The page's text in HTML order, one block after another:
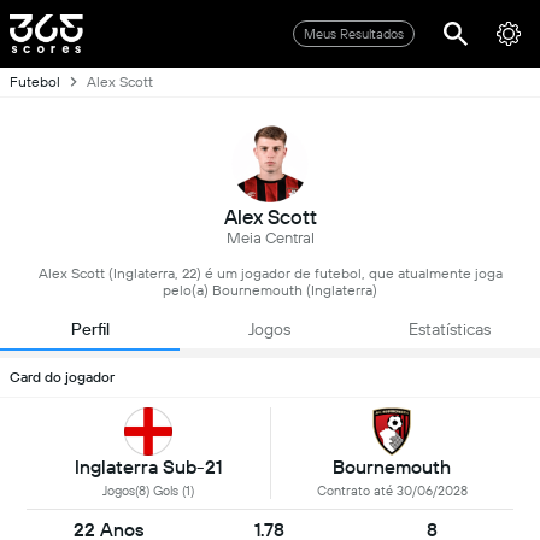
Meus Resultados
Futebol Alex Scott
Alex Scott
Meia Central
Alex Scott (Inglaterra, 22) é um jogador de futebol, que atualmente joga
pelo(a) Bournemouth (Inglaterra)
Perfil Jogos Estatísticas
Card do jogador
Inglaterra Sub-21
Jogos(8) Gols (1)
Bournemouth
Contrato até 30/06/2028
22 Anos 1.78 8